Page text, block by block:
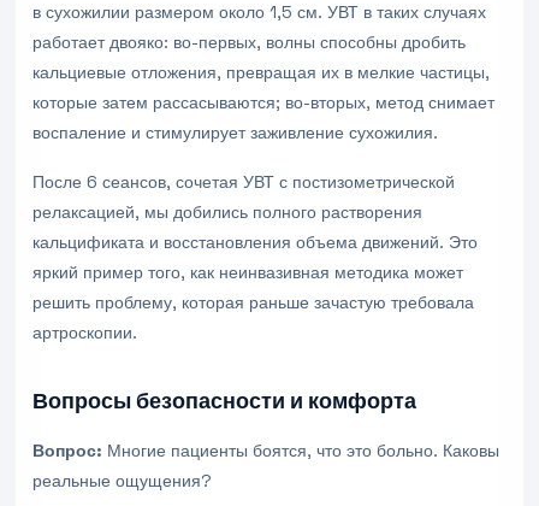
в сухожилии размером около 1,5 см. УВТ в таких случаях
работает двояко: во-первых, волны способны дробить
кальциевые отложения, превращая их в мелкие частицы,
которые затем рассасываются; во-вторых, метод снимает
воспаление и стимулирует заживление сухожилия.
После 6 сеансов, сочетая УВТ с постизометрической
релаксацией, мы добились полного растворения
кальцификата и восстановления объема движений. Это
яркий пример того, как неинвазивная методика может
решить проблему, которая раньше зачастую требовала
артроскопии.
Вопросы безопасности и комфорта
Вопрос: Многие пациенты боятся, что это больно. Каковы
реальные ощущения?